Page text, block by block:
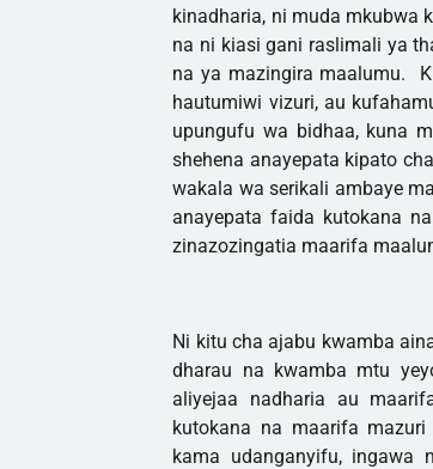
kinadharia, ni muda mkubwa
na ni kiasi gani raslimali ya
na ya mazingira maalumu.
hautumiwi vizuri, au
upungufu wa bidhaa, kuna
shehena anayepata kipato
wakala wa serikali ambaye
anayepata faida kutokana
zinazozingatia maarifa
Ni kitu cha ajabu kwamba
dharau na kwamba mtu
aliyejaa nadharia au
kutokana na maarifa
kama udanganyifu,